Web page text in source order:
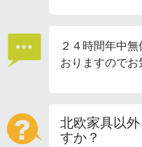
２４時間年中
おりますのでお
北欧家具以
すか？